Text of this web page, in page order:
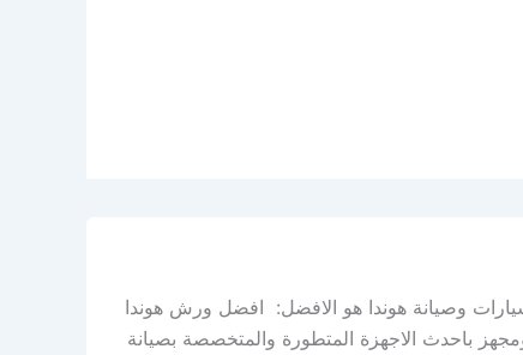
وصيانة هوندا هو الافضل: افضل ورش هوندا
باحدث الاجهزة المتطورة والمتخصصة بصيانة